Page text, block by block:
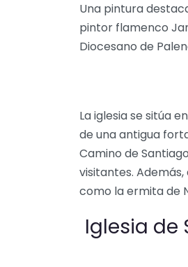
Una pintura
pintor flamenco
Diocesano de
La iglesia se sitúa
de una antigua
Camino de
visitantes.
como la ermita de
Iglesia de